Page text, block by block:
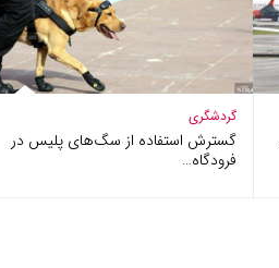
گردشگری
گسترش استفاده از سگ‌های پلیس در
فرودگاه…